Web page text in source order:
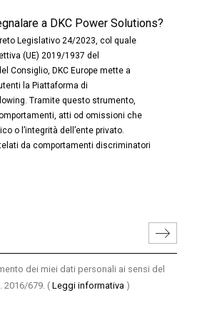
a DKC Power Solutions?
Legislativo 24/2023, col quale
(UE) 2019/1937 del
Consiglio, DKC Europe mette a
la Piattaforma di
Tramite questo strumento,
atti od omissioni che
o l’integrità dell’ente privato.
da comportamenti discriminatori
dei miei dati personali ai sensi del
2016/679. ( Leggi informativa )